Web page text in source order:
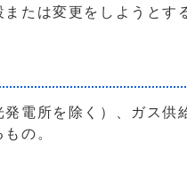
たは変更をしようとす
電所を除く）、ガス供
の。